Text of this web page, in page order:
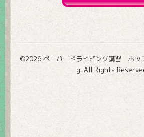
©2026 ペーパードライビング講習 ホッ
g. All Rights